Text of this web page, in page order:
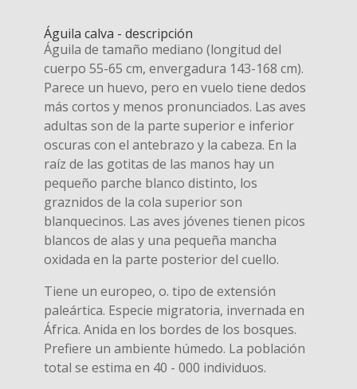
Águila calva - descripción
Águila de tamaño mediano (longitud del
cuerpo 55-65 cm, envergadura 143-168 cm).
Parece un huevo, pero en vuelo tiene dedos
más cortos y menos pronunciados. Las aves
adultas son de la parte superior e inferior
oscuras con el antebrazo y la cabeza. En la
raíz de las gotitas de las manos hay un
pequeño parche blanco distinto, los
graznidos de la cola superior son
blanquecinos. Las aves jóvenes tienen picos
blancos de alas y una pequeña mancha
oxidada en la parte posterior del cuello.
Tiene un europeo, o. tipo de extensión
paleártica. Especie migratoria, invernada en
África. Anida en los bordes de los bosques.
Prefiere un ambiente húmedo. La población
total se estima en 40 - 000 individuos.